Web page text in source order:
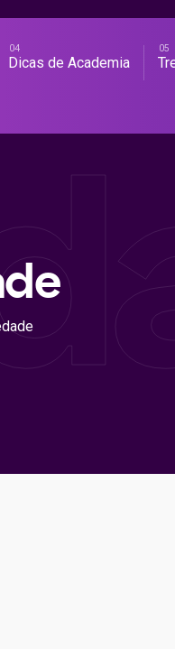
Dicas de Academia